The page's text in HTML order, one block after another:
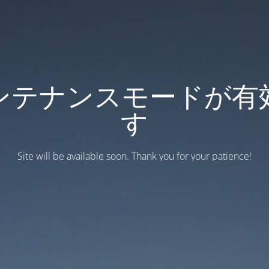
テナンスモードが有
す
Site will be available soon. Thank you for your patience!